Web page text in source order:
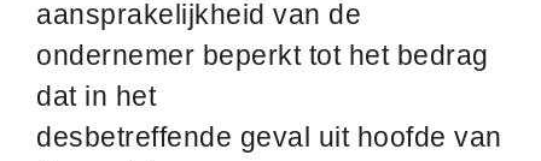
aansprakelijkheid van de
ondernemer beperkt tot het bedrag
dat in het
desbetreffende geval uit hoofde van